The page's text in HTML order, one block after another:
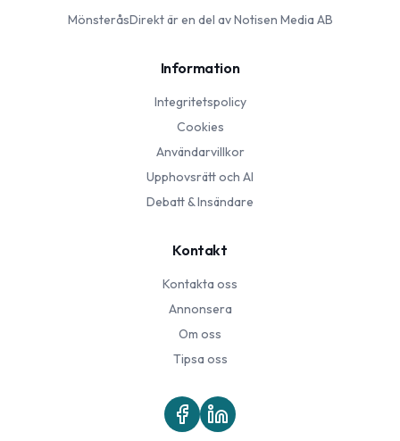
MönsteråsDirektär en del av Notisen Media AB
Information
Integritetspolicy
Cookies
Användarvillkor
Upphovsrätt och AI
Debatt & Insändare
Kontakt
Kontakta oss
Annonsera
Om oss
Tipsa oss